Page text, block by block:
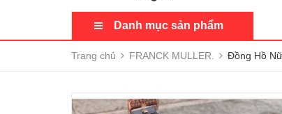
Danh mục sản phẩm
Trang chủ FRANCK MULLER. Đồng Hồ